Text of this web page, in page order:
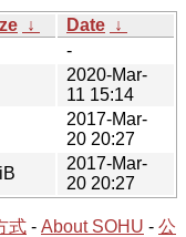
↓ Date ↓
-
2020-Mar-
11 15:14
2017-Mar-
20 20:27
2017-Mar-
20 20:27
式 - About SOHU - 公